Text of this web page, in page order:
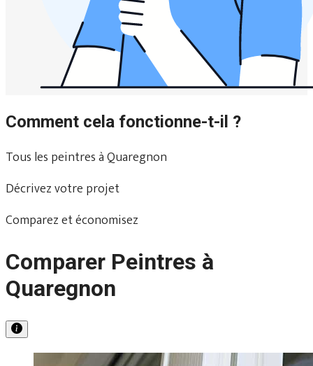
Comment cela fonctionne-t-il ?
Tous les peintres à Quaregnon
Décrivez votre projet
Comparez et économisez
Comparer Peintres à
Quaregnon